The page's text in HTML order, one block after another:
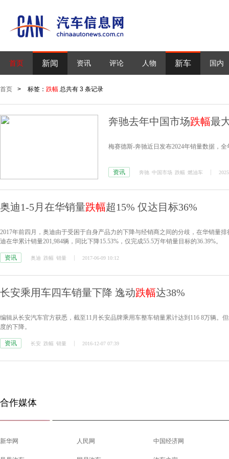
首页 新闻 资讯 评论 人物 新车 国内
首页 > 标签： 跌幅 总共有 3 条记录
奔驰去年中国市场跌幅最
梅赛德斯-奔驰近日发布2024年销量数据，
资讯 奔驰 中国市场 跌幅 燃油车
奥迪1-5月在华销量跌幅超15% 仅达目标36%
2017年前四月，奥迪由于受困于自身产品力的下降与经销商之间的分歧，在华销量
迪在华累计销量201,984辆，同比下降15.53%，仅完成55.5万年销量目标的36.39%。
资讯 奥迪 跌幅 销量 2017-06-09 10:12
长安乘用车四车销量下降 逸动跌幅达38%
编辑从长安汽车官方获悉，截至11月长安品牌乘用车整车销量累计达到116 8万辆。
度的下降。
资讯 长安 跌幅 销量 2016-12-07 07:39
合作媒体
新华网 人民网 中国经济网